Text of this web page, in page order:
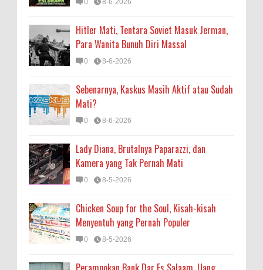
Hitler Mati, Tentara Soviet Masuk Jerman,
Para Wanita Bunuh Diri Massal
0 8-6-2026
Sebenarnya, Kaskus Masih Aktif atau Sudah
Mati?
0 8-6-2026
Lady Diana, Brutalnya Paparazzi, dan
Kamera yang Tak Pernah Mati
0 8-5-2026
Chicken Soup for the Soul, Kisah-kisah
Menyentuh yang Pernah Populer
0 8-5-2026